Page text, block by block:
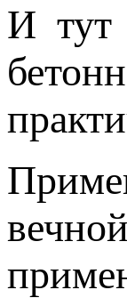
И тут